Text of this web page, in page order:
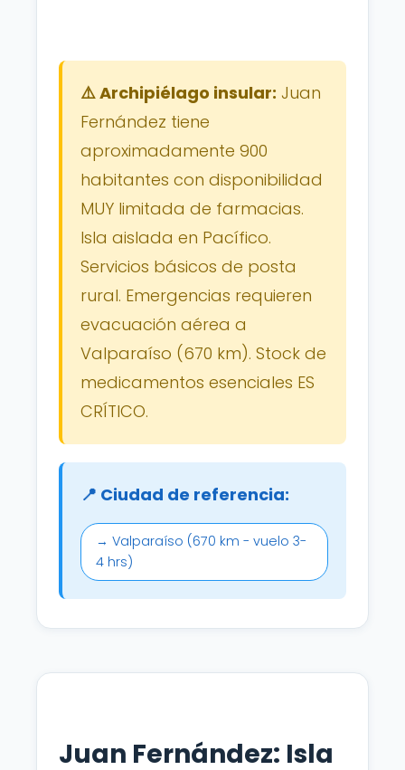
⚠️ Archipiélago insular: Juan
Fernández tiene
aproximadamente 900
habitantes con disponibilidad
MUY limitada de farmacias.
Isla aislada en Pacífico.
Servicios básicos de posta
rural. Emergencias requieren
evacuación aérea a
Valparaíso (670 km). Stock de
medicamentos esenciales ES
CRÍTICO.
📍 Ciudad de referencia:
→ Valparaíso (670 km - vuelo 3-
4 hrs)
Juan Fernández: Isla